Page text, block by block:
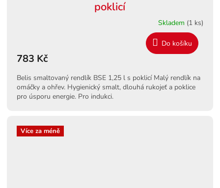
poklicí
Skladem (1 ks)
783 Kč
Do košíku
Belis smaltovaný rendlík BSE 1,25 l s poklicí Malý rendlík na
omáčky a ohřev. Hygienický smalt, dlouhá rukojeť a poklice
pro úsporu energie. Pro indukci.
Více za méně